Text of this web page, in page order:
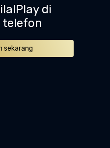
di
telefon
sekarang